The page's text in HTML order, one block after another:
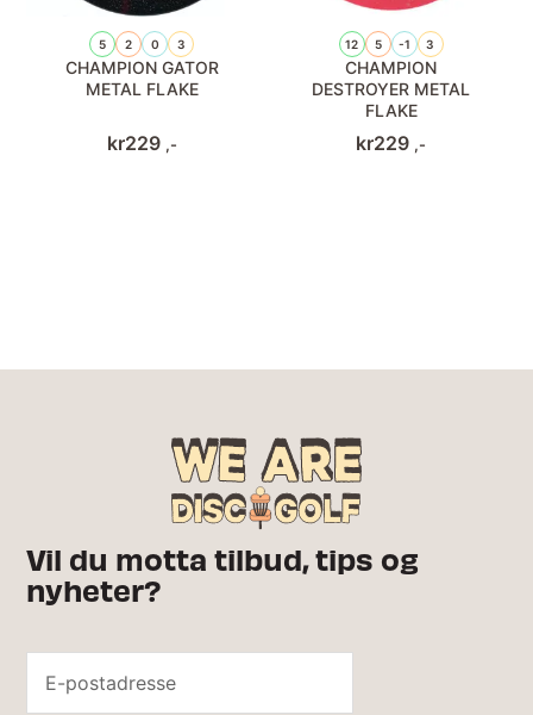
5 2 0 3
CHAMPION GATOR
METAL FLAKE
kr229 ,-
12 5 -1 3
CHAMPION
DESTROYER METAL
FLAKE
kr229 ,-
Vil du motta tilbud, tips og
nyheter?